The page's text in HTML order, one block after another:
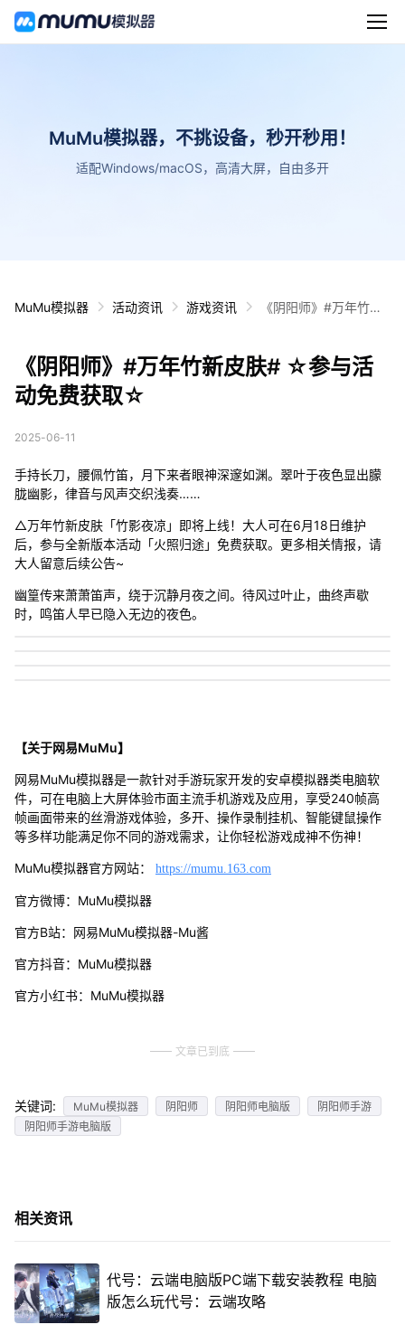
MuMu模拟器，不挑设备，秒开秒用！
适配Windows/macOS，高清大屏，自由多开
MuMu模拟器 活动资讯 游戏资讯
《阴阳师》#万年竹新
《阴阳师》#万年竹新皮肤# ☆参与活
动免费获取☆
2025-06-11
手持长刀，腰佩竹笛，月下来者眼神深邃如渊。翠叶于夜色显出朦
胧幽影，律音与风声交织浅奏……
△万年竹新皮肤「竹影夜凉」即将上线！大人可在6月18日维护
后，参与全新版本活动「火照归途」免费获取。更多相关情报，请
大人留意后续公告~
幽篁传来萧萧笛声，绕于沉静月夜之间。待风过叶止，曲终声歇
时，鸣笛人早已隐入无边的夜色。
【关于网易MuMu】
网易MuMu模拟器是一款针对手游玩家开发的安卓模拟器类电脑软
件，可在电脑上大屏体验市面主流手机游戏及应用，享受240帧高
帧画面带来的丝滑游戏体验，多开、操作录制挂机、智能键鼠操作
等多样功能满足你不同的游戏需求，让你轻松游戏成神不伤神！
MuMu模拟器官方网站： https://mumu.163.com
官方微博：MuMu模拟器
官方B站：网易MuMu模拟器-Mu酱
官方抖音：MuMu模拟器
官方小红书：MuMu模拟器
文章已到底
关键词: MuMu模拟器 阴阳师 阴阳师电脑版
阴阳师手游
阴阳师手游电脑版
相关资讯
代号：云端电脑版PC端下载安装教程 电脑
版怎么玩代号：云端攻略